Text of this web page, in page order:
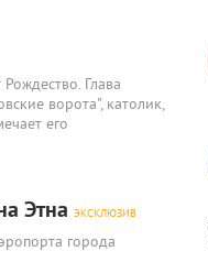
Глава
ворота", католик,
его
Этна ЭКСКЛЮЗИВ
города